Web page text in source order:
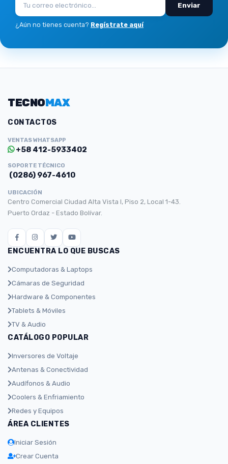
Enviar
¿Aún no tienes cuenta? Regístrate aquí
TECNOMAX
CONTACTOS
VENTAS WHATSAPP
+58 412-5933402
SOPORTE TÉCNICO
(0286) 967-4610
UBICACIÓN
Centro Comercial Ciudad Alta Vista I, Piso 2, Local 1-43.
Puerto Ordaz - Estado Bolívar.
ENCUENTRA LO QUE BUSCAS
Computadoras & Laptops
Cámaras de Seguridad
Hardware & Componentes
Tablets & Móviles
TV & Audio
CATÁLOGO POPULAR
Inversores de Voltaje
Antenas & Conectividad
Audífonos & Audio
Coolers & Enfriamiento
Redes y Equipos
ÁREA CLIENTES
Iniciar Sesión
Crear Cuenta